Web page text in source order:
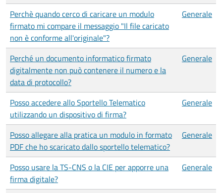
Perchè quando cerco di caricare un modulo
firmato mi compare il messaggio "Il file caricato
non è conforme all'originale"?
Generale
Perché un documento informatico firmato
digitalmente non può contenere il numero e la
data di protocollo?
Generale
Posso accedere allo Sportello Telematico
utilizzando un dispositivo di firma?
Generale
Posso allegare alla pratica un modulo in formato
PDF che ho scaricato dallo sportello telematico?
Generale
Posso usare la TS-CNS o la CIE per apporre una
firma digitale?
Generale